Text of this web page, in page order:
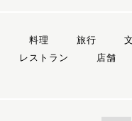
料理 旅行
レストラン
店舗